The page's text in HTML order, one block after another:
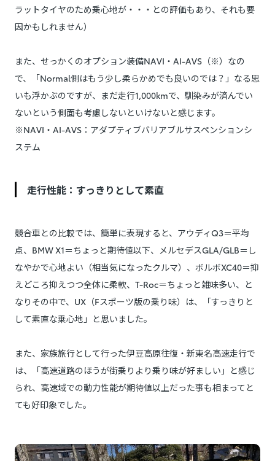
ラットタイヤのため乗心地が・・・との評価もあり、それも要
因かもしれません）
また、せっかくのオプション装備NAVI・AI-AVS（※）なの
で、「Normal側はもう少し柔らかめでも良いのでは？」なる思
いも浮かぶのですが、まだ走行1,000kmで、馴染みが済んでい
ないという側面も考慮しないといけないと感じます。
※NAVI・AI-AVS：アダプティブバリアブルサスペンションシ
ステム
走行性能：すっきりとして素直
競合車との比較では、簡単に表現すると、アウディQ3＝平均
点、BMW X1＝ちょっと期待値以下、メルセデスGLA/GLB＝し
なやかで心地よい（相当気になったクルマ）、ボルボXC40＝抑
えどころ抑えつつ全体に柔軟、T-Roc＝ちょっと雑味多い、と
なりその中で、UX（Fスポーツ版の乗り味）は、「すっきりと
して素直な乗心地」と思いました。
また、家族旅行として行った伊豆高原往復・新東名高速走行で
は、「高速道路のほうが街乗りより乗り味が好ましい」と感じ
られ、高速域での動力性能が期待値以上だった事も相まってと
ても好印象でした。